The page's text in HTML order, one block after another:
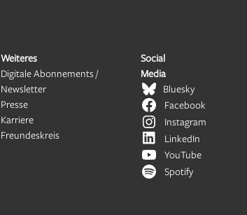
Weiteres
Digitale Abonnements /
Newsletter
Presse
Karriere
Freundeskreis
Social
Media
Bluesky
Facebook
Instagram
LinkedIn
YouTube
Spotify